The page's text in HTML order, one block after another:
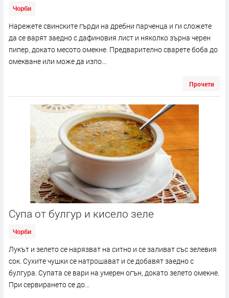
Чорби
Нарежете свинските гърди на дребни парченца и ги сложете
да се варят заедно с дафиновия лист и няколко зърна черен
пипер, докато месото омекне. Предварително сварете боба до
омекване или може да изпо...
Прочети
Супа от булгур и кисело зеле
Чорби
Лукът и зелето се нарязват на ситно и се заливат със зелевия
сок. Сухите чушки се натрошават и се добавят заедно с
булгура. Супата се вари на умерен огън, докато зелето омекне.
При сервирането се до...